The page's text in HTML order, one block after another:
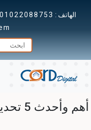
الهاتف :
أهم